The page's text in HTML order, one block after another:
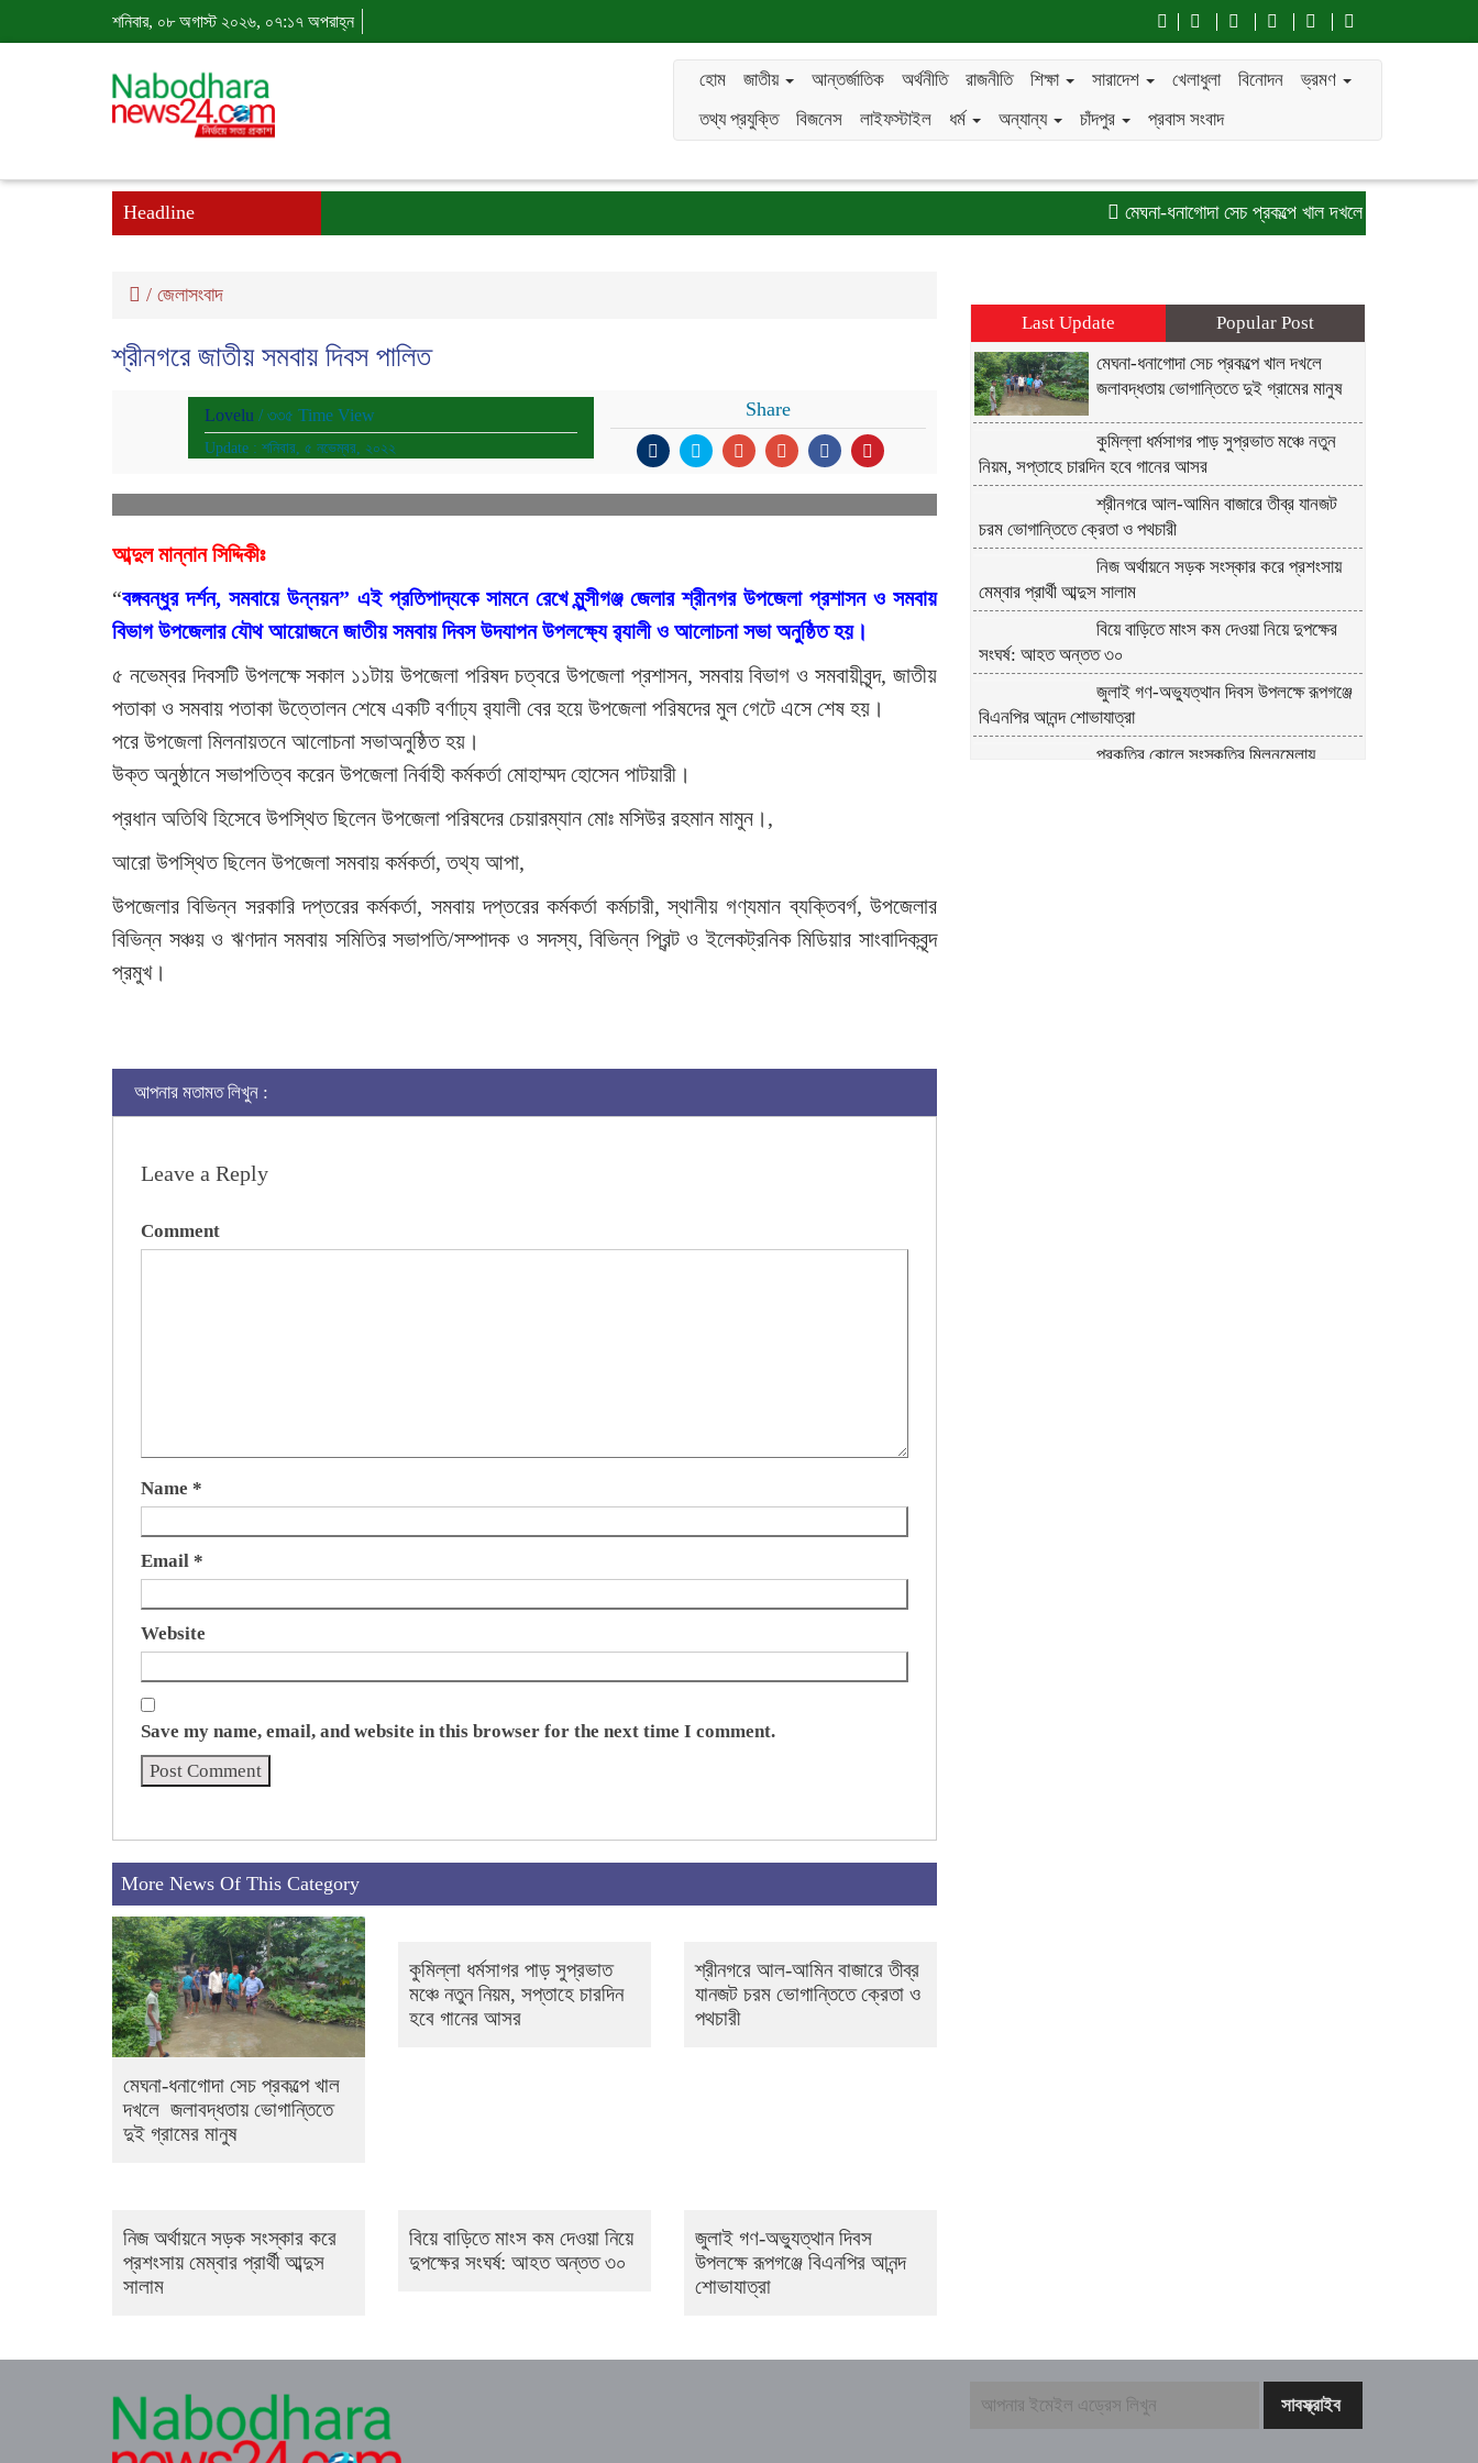
শনিবার, ০৮ অগাস্ট ২০২৬, ০৭:১৭ অপরাহ্ন
হোম জাতীয় আন্তর্জাতিক অর্থনীতি রাজনীতি শিক্ষা সারাদেশ খেলাধুলা বিনোদন
ভ্রমণ
তথ্য প্রযুক্তি
বিজনেস লাইফস্টাইল ধর্ম অন্যান্য চাঁদপুর প্রবাস সংবাদ
Headline মেঘনা-ধনাগোদা সেচ প্রকল্পে খাল দখলে জলাবদ্ধতায়
/ জেলাসংবাদ
শ্রীনগরে জাতীয় সমবায় দিবস পালিত
Lovelu / ৩৩৫ Time View
Update : শনিবার, ৫ নভেম্বর, ২০২২
Share
আব্দুল মান্নান সিদ্দিকীঃ
“বঙ্গবন্ধুর দর্শন, সমবায়ে উন্নয়ন” এই প্রতিপাদ্যকে সামনে রেখে মুন্সীগঞ্জ জেলার শ্রীনগর উপজেলা প্রশাসন ও সমবায়
বিভাগ উপজেলার যৌথ আয়োজনে জাতীয় সমবায় দিবস উদযাপন উপলক্ষ্যে র‍্যালী ও আলোচনা সভা অনু্ষ্ঠিত হয়।
৫ নভেম্বর দিবসটি উপলক্ষে সকাল ১১টায় উপজেলা পরিষদ চত্বরে উপজেলা প্রশাসন, সমবায় বিভাগ ও সমবায়ীবৃন্দ, জাতীয়
পতাকা ও সমবায় পতাকা উত্তোলন শেষে একটি বর্ণাঢ্য র‍্যালী বের হয়ে উপজেলা পরিষদের মুল গেটে এসে শেষ হয়।
পরে উপজেলা মিলনায়তনে আলোচনা সভাঅনুষ্ঠিত হয়।
উক্ত অনুষ্ঠানে সভাপতিত্ব করেন উপজেলা নির্বাহী কর্মকর্তা মোহাম্মদ হোসেন পাটয়ারী।
প্রধান অতিথি হিসেবে উপস্থিত ছিলেন উপজেলা পরিষদের চেয়ারম্যান মোঃ মসিউর রহমান মামুন।,
আরো উপস্থিত ছিলেন উপজেলা সমবায় কর্মকর্তা, তথ্য আপা,
উপজেলার বিভিন্ন সরকারি দপ্তরের কর্মকর্তা, সমবায় দপ্তরের কর্মকর্তা কর্মচারী, স্থানীয় গণ্যমান ব্যক্তিবর্গ, উপজেলার
বিভিন্ন সঞ্চয় ও ঋণদান সমবায় সমিতির সভাপতি/সম্পাদক ও সদস্য, বিভিন্ন প্রিন্ট ও ইলেকট্রনিক মিডিয়ার সাংবাদিকবৃন্দ
প্রমুখ।
আপনার মতামত লিখুন :
Leave a Reply
Comment
Name *
Email *
Website
Save my name, email, and website in this browser for the next time I comment.
More News Of This Category
মেঘনা-ধনাগোদা সেচ প্রকল্পে খাল
দখলে জলাবদ্ধতায় ভোগান্তিতে
দুই গ্রামের মানুষ
কুমিল্লা ধর্মসাগর পাড় সুপ্রভাত
মঞ্চে নতুন নিয়ম, সপ্তাহে চারদিন
হবে গানের আসর
শ্রীনগরে আল-আমিন বাজারে তীব্র
যানজট চরম ভোগান্তিতে ক্রেতা ও
পথচারী
নিজ অর্থায়নে সড়ক সংস্কার করে
প্রশংসায় মেম্বার প্রার্থী আব্দুস
সালাম
বিয়ে বাড়িতে মাংস কম দেওয়া নিয়ে
দুপক্ষের সংঘর্ষ: আহত অন্তত ৩০ ​
জুলাই গণ-অভ্যুত্থান দিবস
উপলক্ষে রূপগঞ্জে বিএনপির আনন্দ
শোভাযাত্রা
Last Update
Popular Post
মেঘনা-ধনাগোদা সেচ প্রকল্পে খাল দখলে
জলাবদ্ধতায় ভোগান্তিতে দুই গ্রামের মানুষ
কুমিল্লা ধর্মসাগর পাড় সুপ্রভাত মঞ্চে নতুন
নিয়ম, সপ্তাহে চারদিন হবে গানের আসর
শ্রীনগরে আল-আমিন বাজারে তীব্র যানজট
চরম ভোগান্তিতে ক্রেতা ও পথচারী
নিজ অর্থায়নে সড়ক সংস্কার করে প্রশংসায়
মেম্বার প্রার্থী আব্দুস সালাম
বিয়ে বাড়িতে মাংস কম দেওয়া নিয়ে দুপক্ষের
সংঘর্ষ: আহত অন্তত ৩০ ​
জুলাই গণ-অভ্যুত্থান দিবস উপলক্ষে রূপগঞ্জে
বিএনপির আনন্দ শোভাযাত্রা
প্রকৃতির কোলে সংস্কৃতির মিলনমেলায়